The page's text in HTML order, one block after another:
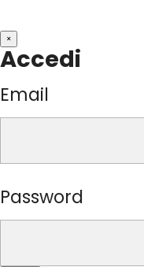
×
Accedi
Email
Password